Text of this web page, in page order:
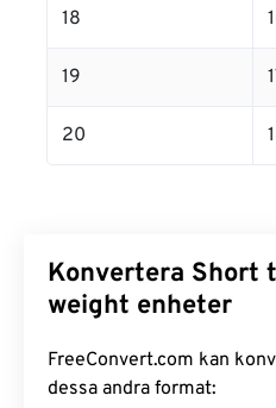
18
19
20
Konvertera Short
weight enheter
FreeConvert.com kan
dessa andra format: